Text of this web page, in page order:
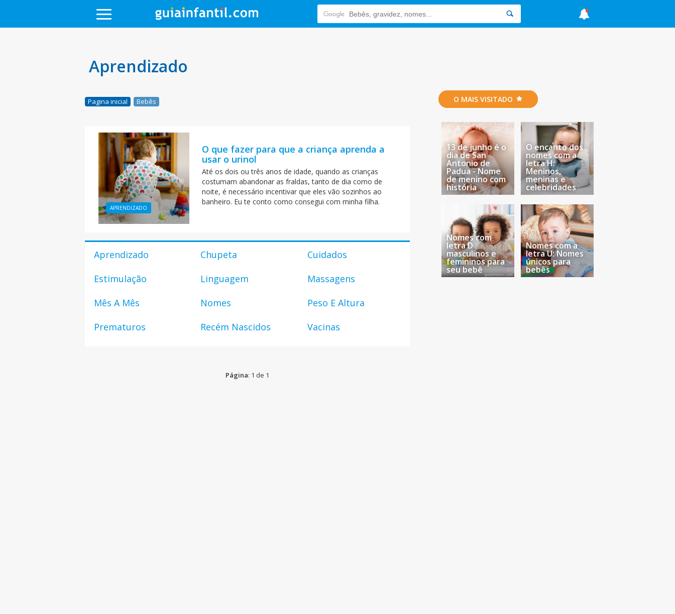
Aprendizado
Pagina inicial Bebês
APRENDIZADO
O que fazer para que a criança aprenda a
usar o urinol
Até os dois ou três anos de idade, quando as crianças
costumam abandonar as fraldas, tanto de dia como de
noite, é necessário incentivar que eles vão sozinhos ao
banheiro. Eu te conto como consegui com minha filha.
Aprendizado Chupeta
Cuidados
Estimulação
Linguagem
Massagens
Mês A Mês
Nomes
Peso E Altura
Prematuros
Recém Nascidos Vacinas
Página: 1 de 1
O MAIS VISITADO
13 de junho é o
dia de San
Antonio de
Padua - Nome
de menino com
história
O encanto dos
nomes com a
letra H:
Meninos,
meninas e
celebridades
Nomes com
letra D
masculinos e
femininos para
seu bebê
Nomes com a
letra U: Nomes
únicos para
bebês